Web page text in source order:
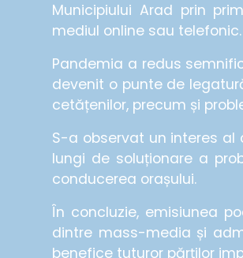
Municipiului Arad prin
mediul online sau telefonic.
Pandemia a redus
devenit o punte de
cetățenilor, precum și
S-a observat un interes
lungi de soluționare a
conducerea orașului.
În concluzie, emisiunea
dintre mass-media și
benefice tuturor părților